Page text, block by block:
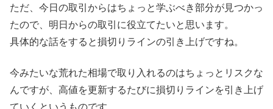
ただ、今日の取引からはちょっと学ぶべき部分が見つかっ
たので、明日からの取引に役立てたいと思います。
具体的な話をすると損切りラインの引き上げですね。
今みたいな荒れた相場で取り入れるのはちょっとリスクな
んですが、高値を更新するたびに損切りラインを引き上げ
ていくというものです。